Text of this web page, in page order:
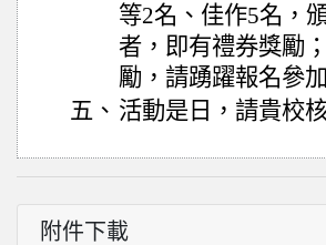
等2名、佳作5名，
者，即有禮券獎勵
勵，請踴躍報名參
五、 活動是日，請貴校
附件下載